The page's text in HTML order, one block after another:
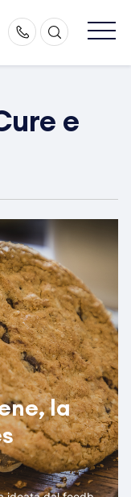
e
la